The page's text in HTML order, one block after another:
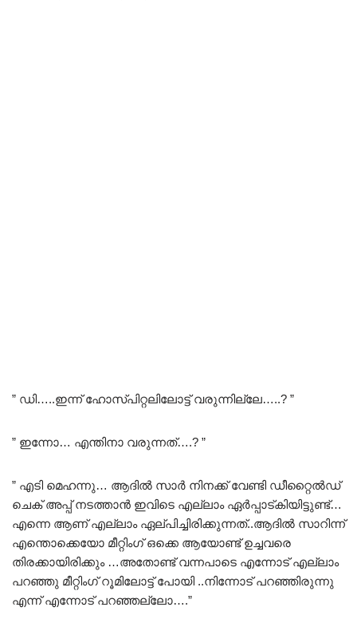
” ഡി…..ഇന്ന് ഹോസ്പിറ്റലിലോട്ട് വരുന്നില്ലേ…..? ”
” ഇന്നോ… എന്തിനാ വരുന്നത്….? ”
” എടി മെഹന്നു… ആദിൽ സാർ നിനക്ക് വേണ്ടി ഡീറ്റൈൽഡ്
ചെക് അപ്പ്‌ നടത്താൻ ഇവിടെ എല്ലാം ഏർപ്പാട്കിയിട്ടുണ്ട്…
എന്നെ ആണ് എല്ലാം ഏല്പിച്ചിരിക്കുന്നത്..ആദിൽ സാറിന്ന്
എന്തൊക്കെയോ മീറ്റിംഗ് ഒക്കെ ആയോണ്ട് ഉച്ചവരെ
തിരക്കായിരിക്കും …അതോണ്ട് വന്നപാടെ എന്നോട് എല്ലാം
പറഞ്ഞു മീറ്റിംഗ് റൂമിലോട്ട് പോയി ..നിന്നോട് പറഞ്ഞിരുന്നു
എന്ന് എന്നോട് പറഞ്ഞല്ലോ….”